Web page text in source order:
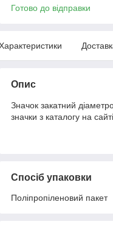
Готово до відправки
Опис
Значок закатний
значки з каталогу на сайті.
Спосіб упаковки
Поліпропіленовий пакет